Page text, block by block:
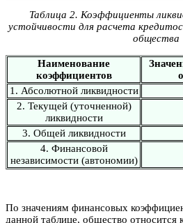
Таблица 2. Коэффициенты
устойчивости для расчета
общества
Наименование
коэффициентов
1. Абсолютной ликвидности
2. Текущей (уточненной)
ликвидности
3. Общей ликвидности
4. Финансовой
независимости (автономии)
По значениям финансовых
данной таблице, общество относится